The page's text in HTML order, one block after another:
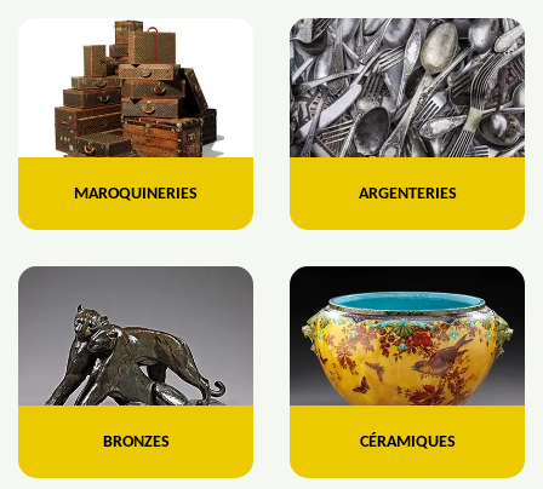
MAROQUINERIES ARGENTERIES
BRONZES CÉRAMIQUES